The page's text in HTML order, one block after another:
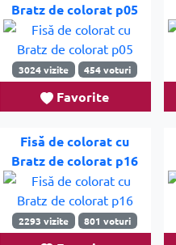
Bratz de colorat p05
3024 vizite 454 voturi
Favorite
Fisă de colorat cu
Bratz de colorat p16
2293 vizite 801 voturi